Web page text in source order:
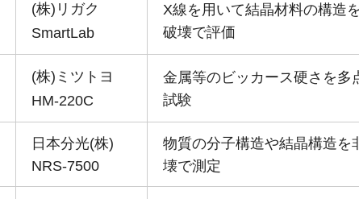
(株)リガク
SmartLab
X線を用いて結晶材料の構造
破壊で評価
(株)ミツトヨ
HM-220C
金属等のビッカース硬さを多
試験
日本分光(株)
NRS-7500
物質の分子構造や結晶構造を
壊で測定